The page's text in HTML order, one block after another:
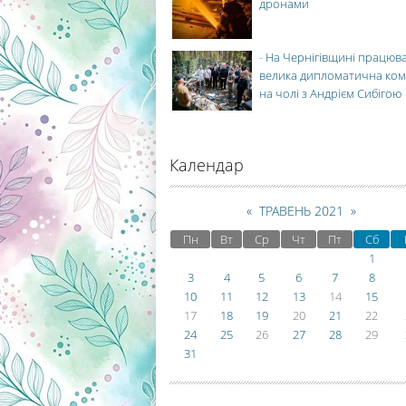
дронами
- На Чернігівщині
велика дипломатична
на чолі з Андрієм Сибігою
Календар
« ТРАВЕНЬ 2021 »
Пн Вт Ср Чт Пт Сб
1
3
4 5 6 7 8
10
11 12 13 14 15
17
18 19 20 21 22
24
25 26 27 28 29
31